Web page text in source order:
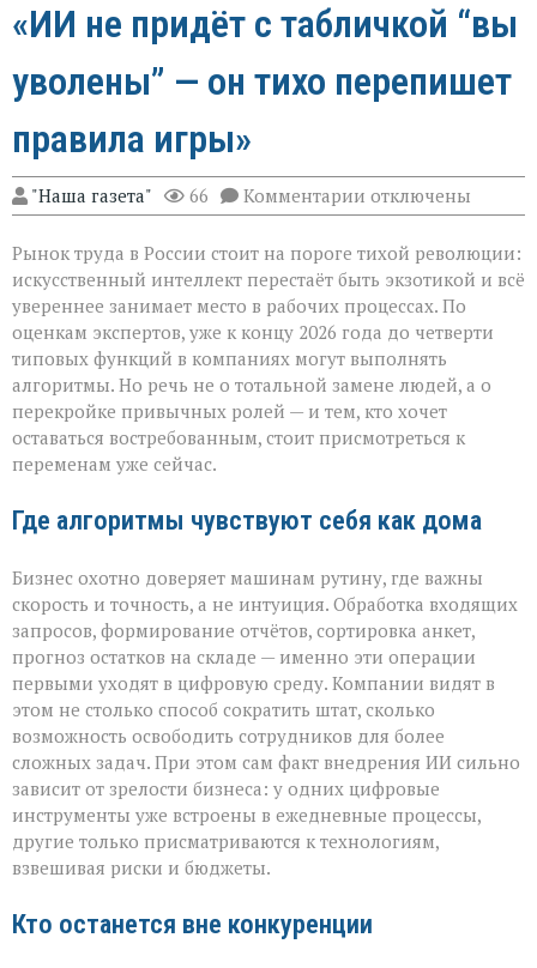
«ИИ не придёт с табличкой “вы
уволены” — он тихо перепишет
правила игры»
"Наша газета" 66 Комментарии к
записи
не
придёт
табличкой
“вы
уволены” — он
тихо
перепишет
правила
игры»
отключены
Рынок труда в России стоит на пороге тихой революции:
искусственный интеллект перестаёт быть экзотикой и всё
увереннее занимает место в рабочих процессах. По
оценкам экспертов, уже к концу 2026 года до четверти
типовых функций в компаниях могут выполнять
алгоритмы. Но речь не о тотальной замене людей, а о
перекройке привычных ролей — и тем, кто хочет
оставаться востребованным, стоит присмотреться к
переменам уже сейчас.
Где алгоритмы чувствуют себя как дома
Бизнес охотно доверяет машинам рутину, где важны
скорость и точность, а не интуиция. Обработка входящих
запросов, формирование отчётов, сортировка анкет,
прогноз остатков на складе — именно эти операции
первыми уходят в цифровую среду. Компании видят в
этом не столько способ сократить штат, сколько
возможность освободить сотрудников для более
сложных задач. При этом сам факт внедрения ИИ сильно
зависит от зрелости бизнеса: у одних цифровые
инструменты уже встроены в ежедневные процессы,
другие только присматриваются к технологиям,
взвешивая риски и бюджеты.
Кто останется вне конкуренции